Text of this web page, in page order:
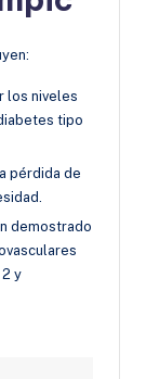
los niveles
tipo
pérdida de
demostrado
y